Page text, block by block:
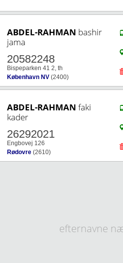
ABDEL-RAHMAN bashir
jama
20582248
Bispeparken 41 2, th
København NV (2400)
ABDEL-RAHMAN faki
kader
26292021
Engbovej 126
Rødovre (2610)
efternavne